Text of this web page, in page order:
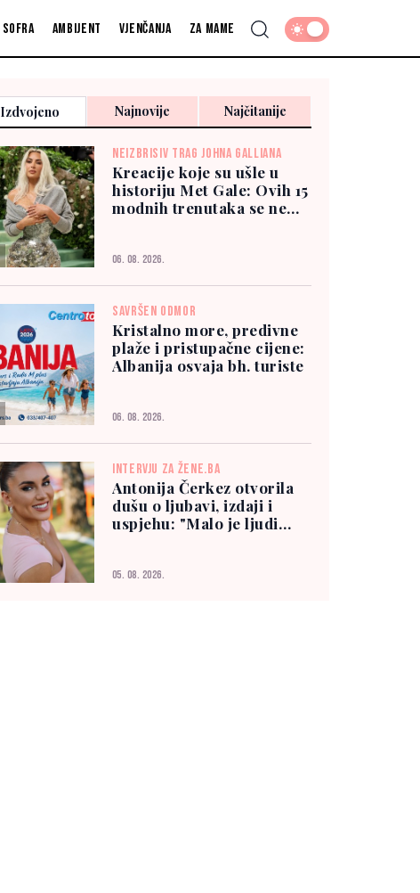
Sofra Ambijent Vjenčanja Za mame
Izdvojeno Najnovije Najčitanije
NEIZBRISIV TRAG JOHNA GALLIANA
Kreacije koje su ušle u
historiju Met Gale: Ovih 15
modnih trenutaka se ne
06. 08. 2026.
SAVRŠEN ODMOR
Kristalno more, predivne
plaže i pristupačne cijene:
Albanija osvaja bh. turiste
06. 08. 2026.
INTERVJU ZA ŽENE.BA
Antonija Čerkez otvorila
dušu o ljubavi, izdaji i
uspjehu: "Malo je ljudi
05. 08. 2026.